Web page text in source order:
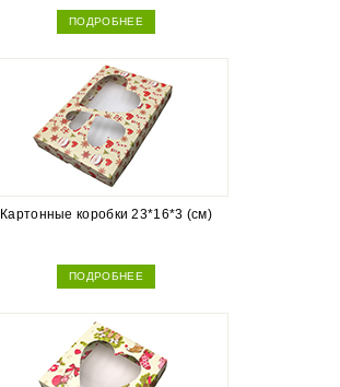
ПОДРОБНЕЕ
Картонные коробки 23*16*3 (см)
ПОДРОБНЕЕ